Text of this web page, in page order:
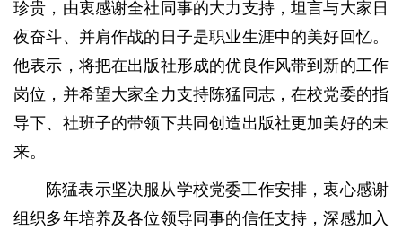
珍贵，由衷感谢全社同事的大力支持，坦言与大家日
夜奋斗、并肩作战的日子是职业生涯中的美好回忆。
他表示，将把在出版社形成的优良作风带到新的工作
岗位，并希望大家全力支持陈猛同志，在校党委的指
导下、社班子的带领下共同创造出版社更加美好的未
来。
陈猛表示坚决服从学校党委工作安排，衷心感谢
组织多年培养及各位领导同事的信任支持，深感加入